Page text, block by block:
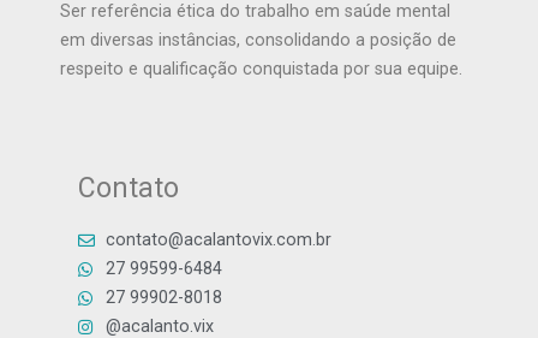
Ser referência ética do trabalho em saúde mental
em diversas instâncias, consolidando a posição de
respeito e qualificação conquistada por sua equipe.
Contato
contato@acalantovix.com.br
27 99599-6484
27 99902-8018
@acalanto.vix